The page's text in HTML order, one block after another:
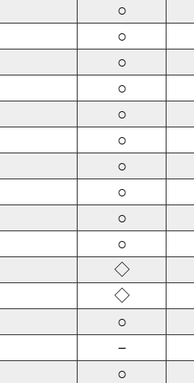
○
○
○
○
○
○
○
○
○
○
◇
◇
○
－
○